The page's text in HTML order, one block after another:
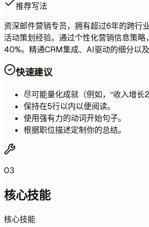
推荐写法
资深邮件营销专员，拥有超过6年的跨行
活动策划经验。通过个性化营销信息策略
40%。精通CRM集成、AI驱动的细分以及
快速建议
尽可能量化成就（例如，“收入增长
保持在5行以内以便阅读。
使用强有力的动词开始句子。
根据职位描述定制你的总结。
03
核心技能
核心技能